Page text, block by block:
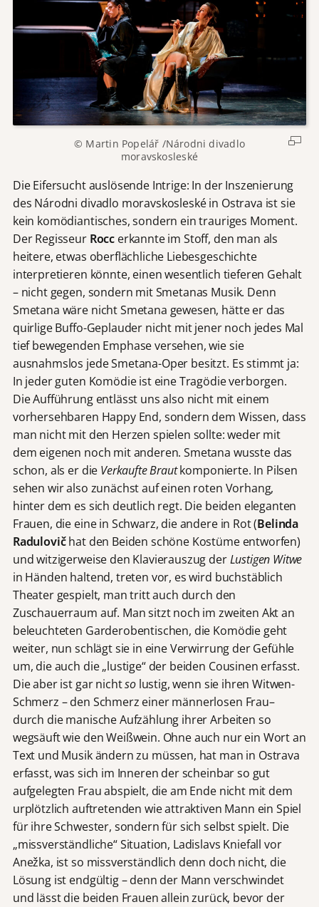
© Martin Popelář /Národni divadlo
moravskosleské
Die Eifersucht auslösende Intrige: In der Inszenierung
des Národni divadlo moravskosleské in Ostrava ist sie
kein komödiantisches, sondern ein trauriges Moment.
Der Regisseur Rocc erkannte im Stoff, den man als
heitere, etwas oberflächliche Liebesgeschichte
interpretieren könnte, einen wesentlich tieferen Gehalt
– nicht gegen, sondern mit Smetanas Musik. Denn
Smetana wäre nicht Smetana gewesen, hätte er das
quirlige Buffo-Geplauder nicht mit jener noch jedes Mal
tief bewegenden Emphase versehen, wie sie
ausnahmslos jede Smetana-Oper besitzt. Es stimmt ja:
In jeder guten Komödie ist eine Tragödie verborgen.
Die Aufführung entlässt uns also nicht mit einem
vorhersehbaren Happy End, sondern dem Wissen, dass
man nicht mit den Herzen spielen sollte: weder mit
dem eigenen noch mit anderen. Smetana wusste das
schon, als er die Verkaufte Brautkomponierte. In Pilsen
sehen wir also zunächst auf einen roten Vorhang,
hinter dem es sich deutlich regt. Die beiden eleganten
Frauen, die eine in Schwarz, die andere in Rot (Belinda
Radulovičhat den Beiden schöne Kostüme entworfen)
und witzigerweise den Klavierauszug derLustigen Witwe
in Händen haltend, treten vor, es wird buchstäblich
Theater gespielt, man tritt auch durch den
Zuschauerraum auf. Man sitzt noch im zweiten Akt an
beleuchteten Garderobentischen, die Komödie geht
weiter, nun schlägt sie in eine Verwirrung der Gefühle
um, die auch die „lustige“ der beiden Cousinen erfasst.
Die aber ist gar nichtso lustig, wenn sie ihren Witwen-
Schmerz – den Schmerz einer männerlosen Frau–
durch die manische Aufzählung ihrer Arbeiten so
wegsäuft wie den Weißwein. Ohne auch nur ein Wort an
Text und Musik ändern zu müssen, hat man in Ostrava
erfasst, was sich im Inneren der scheinbar so gut
aufgelegten Frau abspielt, die am Ende nicht mit dem
urplötzlich auftretenden wie attraktiven Mann ein Spiel
für ihre Schwester, sondern für sich selbst spielt. Die
„missverständliche“ Situation, Ladislavs Kniefall vor
Anežka, ist so missverständlich denn doch nicht, die
Lösung ist endgültig – denn der Mann verschwindet
und lässt die beiden Frauen allein zurück, bevor der